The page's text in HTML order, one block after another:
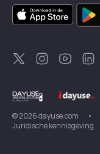
DayuseSingapore
DayuseZweden
DayuseThailand
DayuseNieuw-Zeeland
DayuseTurkiye
©2026dayuse.com •
Juridische kennisgeving